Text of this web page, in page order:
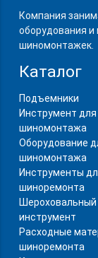
Компания
оборудования и
шиномонтажек.
Каталог
Подъемники
Инструмент для
шиномонтажа
Оборудование
шиномонтажа
Инструменты
шиноремонта
Шероховальный
инструмент
Расходные
шиноремонта